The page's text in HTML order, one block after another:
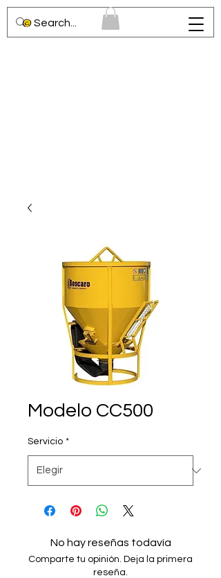
Modelo CC500
Servicio *
No hay reseñas todavía
Comparte tu opinión. Deja la primera
reseña.